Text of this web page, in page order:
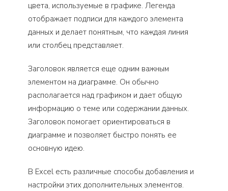
цвета, используемые в графике. Легенда
отображает подписи для каждого элемента
данных и делает понятным, что каждая линия
или столбец представляет.
Заголовок является еще одним важным
элементом на диаграмме. Он обычно
располагается над графиком и дает общую
информацию о теме или содержании данных.
Заголовок помогает ориентироваться в
диаграмме и позволяет быстро понять ее
основную идею.
В Excel есть различные способы добавления и
настройки этих дополнительных элементов.